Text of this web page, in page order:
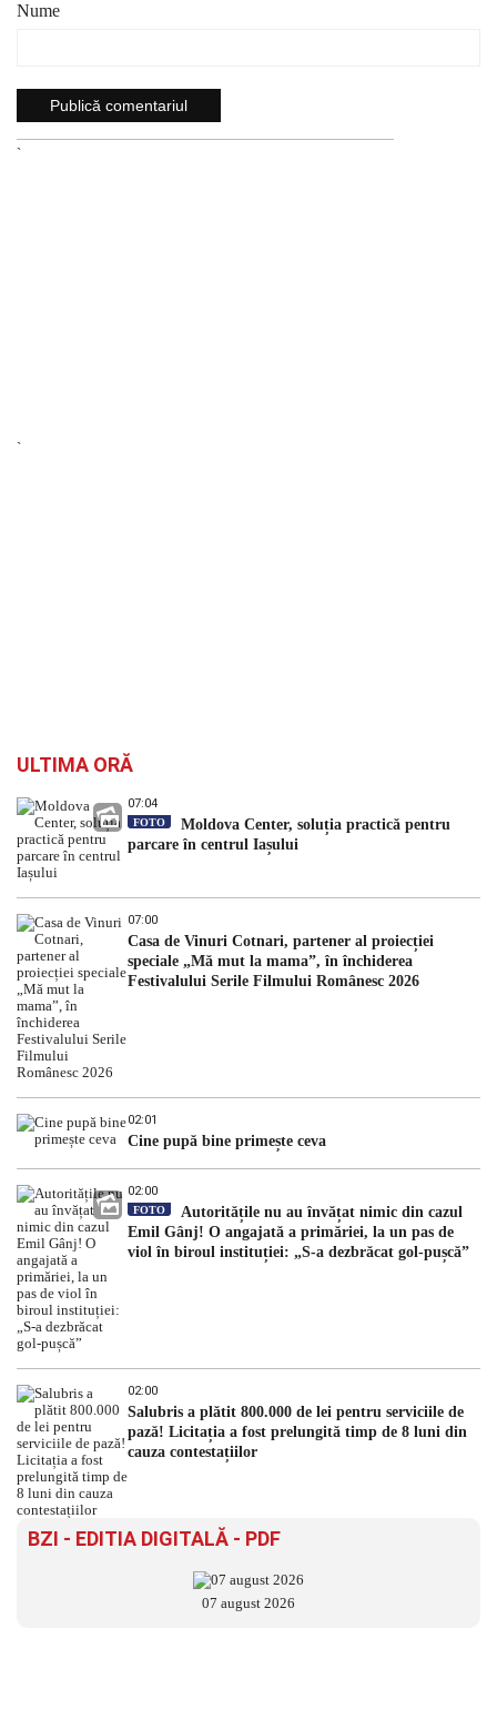
Nume
`
`
ULTIMA ORĂ
07:04
FOTO
Moldova Center, soluția practică pentru
parcare în centrul Iașului
07:00
Casa de Vinuri Cotnari, partener al proiecției
speciale „Mă mut la mama”, în închiderea
Festivalului Serile Filmului Românesc 2026
02:01
Cine pupă bine primește ceva
02:00
FOTO
Autoritățile nu au învățat nimic din cazul
Emil Gânj! O angajată a primăriei, la un pas de
viol în biroul instituției: „S-a dezbrăcat gol-pușcă”
02:00
Salubris a plătit 800.000 de lei pentru serviciile de
pază! Licitația a fost prelungită timp de 8 luni din
cauza contestațiilor
BZI - EDITIA DIGITALĂ - PDF
07 august 2026